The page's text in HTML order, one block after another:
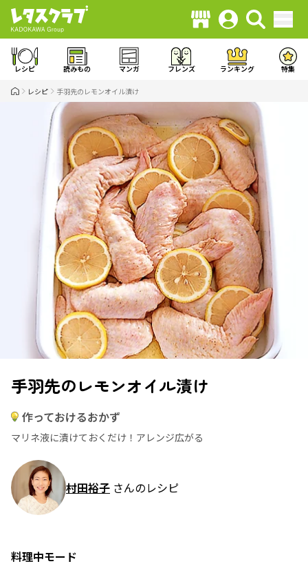
レシピ 読みもの マンガ フレンズ ランキング 特集
レシピ 手羽先のレモンオイル漬け
手羽先のレモンオイル漬け
作っておけるおかず
マリネ液に漬けておくだけ！アレンジ広がる
村田裕子 さんのレシピ
料理中モード